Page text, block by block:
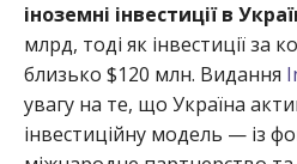
іноземні інвестиції в
млрд, тоді як інвестиції за
близько $120 млн. Видання
увагу на те, що Україна
інвестиційну модель — із